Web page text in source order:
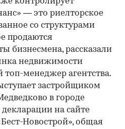
— это риелторское
со структурами
продаются
бизнесмена, рассказали
недвижимости
менеджер агентства.
застройщиком
в городе
на сайте
Новострой», общая